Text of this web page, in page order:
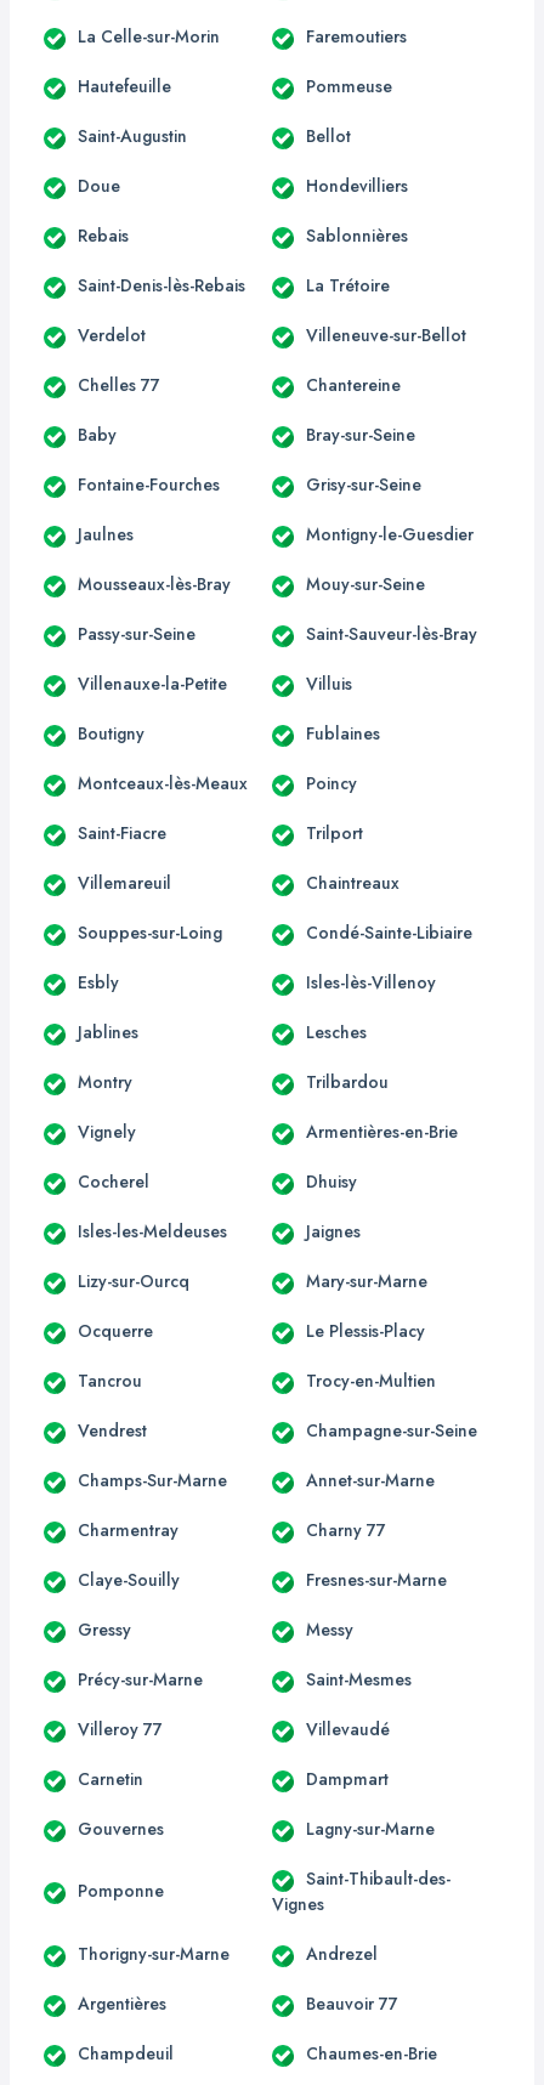
La Celle-sur-Morin Faremoutiers
Hautefeuille Pommeuse
Saint-Augustin Bellot
Doue Hondevilliers
Rebais Sablonnières
Saint-Denis-lès-Rebais La Trétoire
Verdelot Villeneuve-sur-Bellot
Chelles 77 Chantereine
Baby Bray-sur-Seine
Fontaine-Fourches Grisy-sur-Seine
Jaulnes Montigny-le-Guesdier
Mousseaux-lès-Bray Mouy-sur-Seine
Passy-sur-Seine Saint-Sauveur-lès-Bray
Villenauxe-la-Petite Villuis
Boutigny Fublaines
Montceaux-lès-Meaux Poincy
Saint-Fiacre Trilport
Villemareuil Chaintreaux
Souppes-sur-Loing Condé-Sainte-Libiaire
Esbly Isles-lès-Villenoy
Jablines Lesches
Montry Trilbardou
Vignely Armentières-en-Brie
Cocherel Dhuisy
Isles-les-Meldeuses Jaignes
Lizy-sur-Ourcq Mary-sur-Marne
Ocquerre Le Plessis-Placy
Tancrou Trocy-en-Multien
Vendrest Champagne-sur-Seine
Champs-Sur-Marne Annet-sur-Marne
Charmentray Charny 77
Claye-Souilly Fresnes-sur-Marne
Gressy Messy
Précy-sur-Marne Saint-Mesmes
Villeroy 77 Villevaudé
Carnetin Dampmart
Gouvernes Lagny-sur-Marne
Pomponne
Saint-Thibault-des-
Vignes
Thorigny-sur-Marne Andrezel
Argentières Beauvoir 77
Champdeuil Chaumes-en-Brie